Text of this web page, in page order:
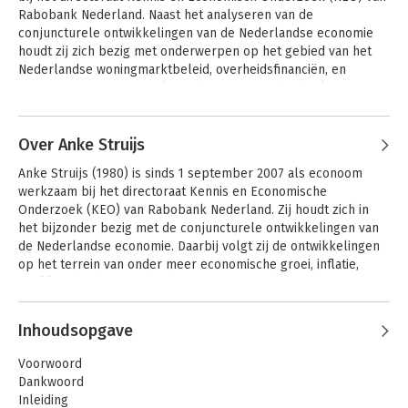
Rabobank Nederland. Naast het analyseren van de
conjuncturele ontwikkelingen van de Nederlandse economie
houdt zij zich bezig met onderwerpen op het gebied van het
Nederlandse woningmarktbeleid, overheidsfinanciën, en
Vrije Universiteit Amsterdam. Danijela studeerde Algemene
als beleidseconoom bij de directie Algemene Economische
Politiek van het Ministerie van Economische Zaken.
Over Anke Struijs
Anke Struijs (1980) is sinds 1 september 2007 als econoom
werkzaam bij het directoraat Kennis en Economische
Onderzoek (KEO) van Rabobank Nederland. Zij houdt zich in
het bijzonder bezig met de conjuncturele ontwikkelingen van
de Nederlandse economie. Daarbij volgt zij de ontwikkelingen
op het terrein van onder meer economische groei, inflatie,
schrijft zij bijdragen voor zowel interne als externe publicaties.
Anke geeft hierover ook lezingen voor bijvoorbeeld de klanten
van lokale banken en is medeauteur van het onlangs
verschenen boek IN2030: Vier vergezichten. Anke studeerde
International Economics en Finance aan de Universiteit van
Tilburg en werkte hiervoor als beleidsmedewerker bij de
Inhoudsopgave
Voorwoord
Dankwoord
Inleiding